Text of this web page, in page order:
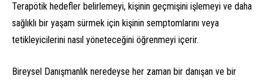
Terapötik hedefler belirlemeyi, kişinin geçmişini işlemeyi ve daha
sağlıklı bir yaşam sürmek için kişinin semptomlarını veya
tetikleyicilerini nasıl yöneteceğini öğrenmeyi içerir.
Bireysel Danışmanlık neredeyse her zaman bir danışan ve bir